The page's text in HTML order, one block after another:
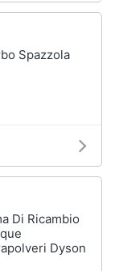
Spazzola
Di Ricambio
Dyson